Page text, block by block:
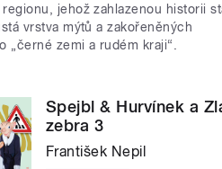
jehož zahlazenou historii
vrstva mýtů a zakořeněných
„černé zemi a rudém kraji“.
Spejbl & Hurvínek a
zebra 3
František Nepil